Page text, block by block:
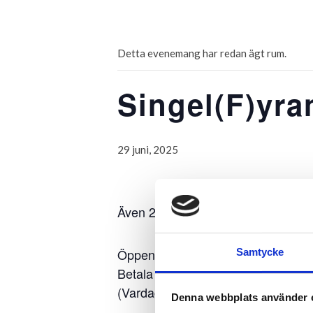
Samtycke
Denna webbplats använder
Detta evenemang har redan ägt rum.
29 juni, 2025
Även 2025 erbjuder vi våra
Öppen för aktiva medlemmar i
Betala bara varje tävlings avgift,
(Vardagsmedlemmar betalar